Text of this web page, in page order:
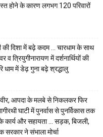
होने के कारण लगभग 120 परिवारों
की दिशा में बढ़े कदम … चारधाम के साथ
व त्रियुगीनारायण में दर्शनार्थियों की
धाम में डेढ़ गुना बढ़े श्रद्धालु
आपदा के मलबे से निकलकर फिर
घाटी में पुनर्वास से पुनर्विकास तक
और सहायता … सड़क, बिजली,
ने संभाला मोर्चा